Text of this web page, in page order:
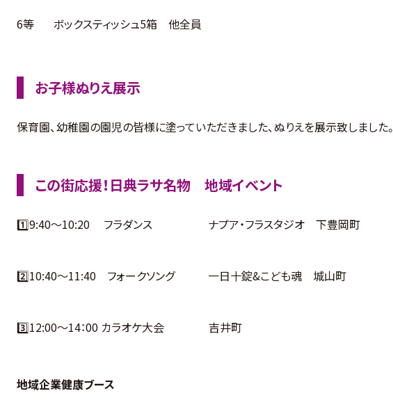
6等 ボックスティッシュ5箱 他全員
お子様ぬりえ展示
保育園、幼稚園の園児の皆様に塗っていただきました、ぬりえを展示致しました。
この街応援！日典ラサ名物 地域イベント
1️⃣9:40〜10:20 フラダンス ナプア・フラスタジオ 下豊岡町
2️⃣10:40〜11:40 フォークソング 一日十錠&こども魂 城山町
3️⃣12:00〜14：00 カラオケ大会 吉井町
地域企業健康ブース